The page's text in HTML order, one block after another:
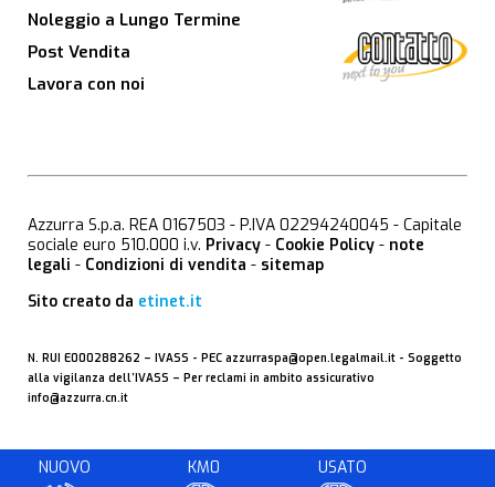
NUOVO KM0 USATO
Noleggio a Lungo Termine
Post Vendita
Lavora con noi
Azzurra S.p.a. REA 0167503 - P.IVA 02294240045 - Capitale
sociale euro 510.000 i.v. Privacy - Cookie Policy - note
legali - Condizioni di vendita - sitemap
Sito creato da etinet.it
N. RUI E000288262 – IVASS - PEC azzurraspa@open.legalmail.it - Soggetto
alla vigilanza dell’IVASS – Per reclami in ambito assicurativo
info@azzurra.cn.it